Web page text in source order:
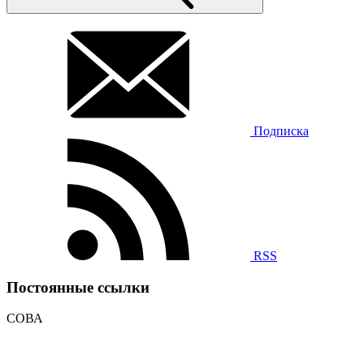
Подписка
RSS
Постоянные ссылки
СОВА